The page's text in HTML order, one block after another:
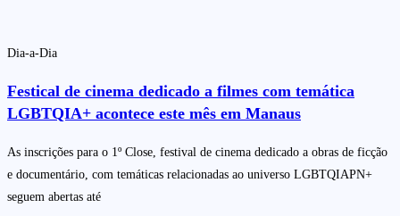
Dia-a-Dia
Festical de cinema dedicado a filmes com temática
LGBTQIA+ acontece este mês em Manaus
As inscrições para o 1º Close, festival de cinema dedicado a obras de ficção
e documentário, com temáticas relacionadas ao universo LGBTQIAPN+
seguem abertas até